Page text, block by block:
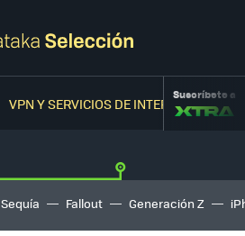
VPN Y SERVICIOS DE INTERNETSuscríbete a
Sequía Fallout Generación Z